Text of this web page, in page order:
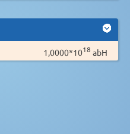
1,0000*1018 abH